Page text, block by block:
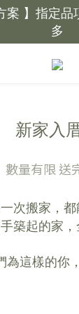
案 】指定
多
厝禮】新家
數 3天02小時
新家入
數量有限 送
次搬家，都
築起的家
為這樣的你